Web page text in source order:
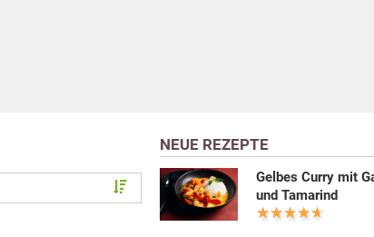
NEUE REZEPTE
Gelbes Curry mit
und Tamarind